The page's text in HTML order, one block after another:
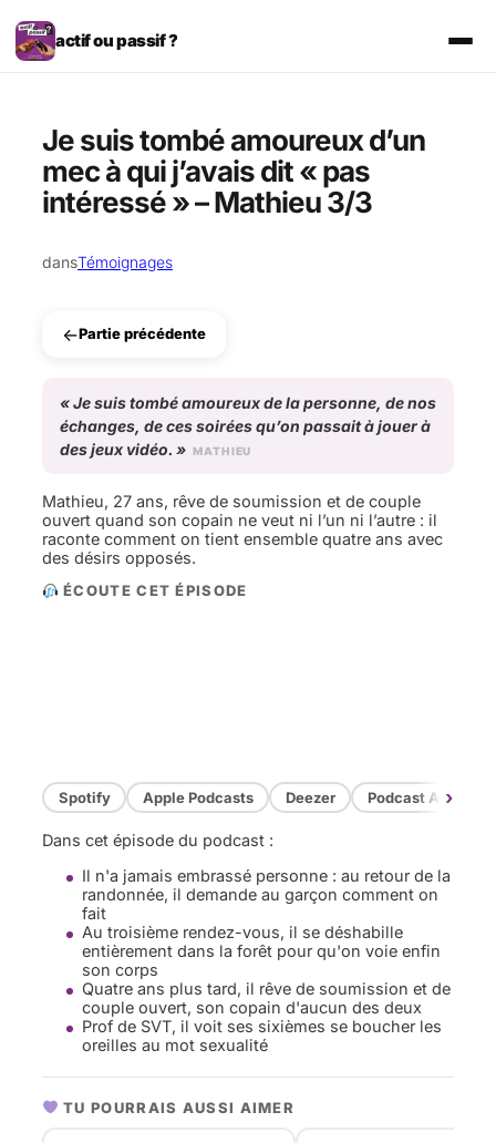
Aller
au
contenu
actif ou passif ?
Je suis tombé amoureux d’un
mec à qui j’avais dit « pas
intéressé » – Mathieu 3/3
dansTémoignages
←Partie précédente
«Je suis tombé amoureux de la personne, de nos
échanges, de ces soirées qu’on passait à jouer à
des jeux vidéo. » MATHIEU
Mathieu, 27 ans, rêve de soumission et de couple
ouvert quand son copain ne veut ni l’un ni l’autre : il
raconte comment on tient ensemble quatre ans avec
des désirs opposés.
ÉCOUTE CET ÉPISODE
Spotify Apple Podcasts Deezer Podcast Addict
›
Dans cet épisode du podcast :
Il n'a jamais embrassé personne : au retour de la
randonnée, il demande au garçon comment on
fait
Au troisième rendez-vous, il se déshabille
entièrement dans la forêt pour qu'on voie enfin
son corps
Quatre ans plus tard, il rêve de soumission et de
couple ouvert, son copain d'aucun des deux
Prof de SVT, il voit ses sixièmes se boucher les
oreilles au mot sexualité
TU POURRAIS AUSSI AIMER